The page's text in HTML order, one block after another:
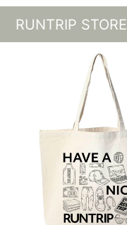
RUNTRIP STORE